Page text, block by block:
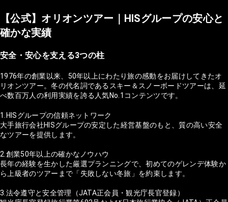
【公式】オリオンツアー｜HISグループの安心と
確かな実績
安全・安心を支える3つの柱
1976年の創業以来、50年以上にわたり旅の感動をお届けしてきたオ
リオンツアー。冬の代名詞であるスキー＆スノーボードツアーは、延
べ数百万人の利用実績を誇る人気No.1コンテンツです。
1.HISグループの信頼ネットワーク
大手旅行会社HISグループの安定した経営基盤のもと、質の高い安全
なツアーを提供します。
2.創業50年以上の確かなノウハウ
長年の経験を生かした厳選プランニングで、初めてのゲレンデ体験か
ら上級者のツアーまで「失敗しない冬旅」を約束します。
3.法令遵守と安全管理（JATA正会員・観光庁長官登録）